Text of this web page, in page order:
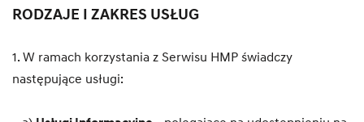
RODZAJE I ZAKRES USŁUG
1. W ramach korzystania z Serwisu HMP świadczy
następujące usługi: